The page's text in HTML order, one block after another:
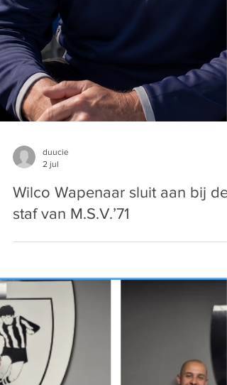
duucie
2 jul
Wilco Wapenaar sluit aan bij de
staf van M.S.V.’71